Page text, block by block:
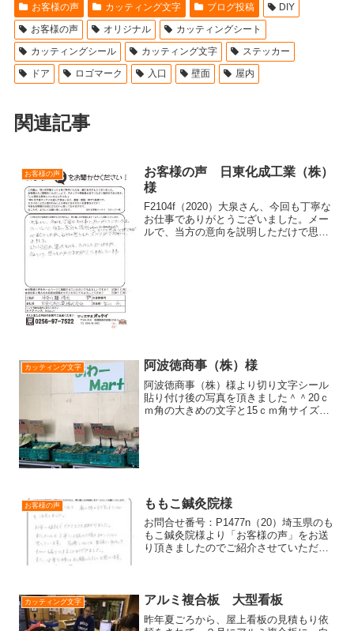
お客様の声 カッティング文字 ブログ投稿
DIY
お客様の声
オリジナル
カッティングシート
カッティングシール
カッティング文字
ステッカー
ドア
ロゴマーク 入口 壁面 屋内
関連記事
お客様の声
お客様の声 日東化成工業（株）
様
F2104f（2020）大泉さん、今回も丁寧な
お仕事でありがとうございました。メー
ルで、当方の意向を説明しただけで思っ
カッティング文字 阿波徳商事（株）様
阿波徳商事（株）様より切り文字シール
貼り付け後の写真を頂きました＾＾20ｃ
ｍ角の大きめの文字と15ｃｍ角サイズの
お客様の声 ももこ鍼灸院様
お問合せ番号：P1477n（20）埼玉県のも
もこ鍼灸院様より「お客様の声」をお送
り頂きましたのでご紹介させていただき
助かりました。ま...
カッティング文字 アルミ複合板 大型看板
昨年夏ごろから、屋上看板の見積もり依